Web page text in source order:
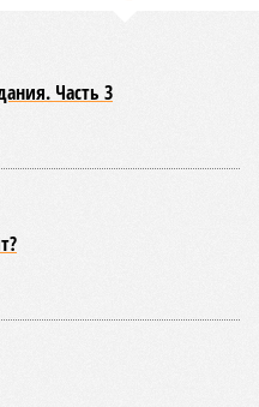
государства
отжать актив
российских рынков. Ну
в стране не
Пашинян
маленькой Армении,
политике России